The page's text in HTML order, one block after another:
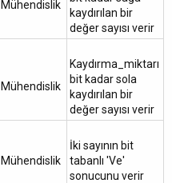
Mühendislik
kaydırılan bir
değer sayısı verir
Mühendislik
Kaydırma_miktarı
bit kadar sola
kaydırılan bir
değer sayısı verir
Mühendislik
İki sayının bit
tabanlı 'Ve'
sonucunu verir